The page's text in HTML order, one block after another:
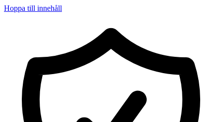
Hoppa till innehåll